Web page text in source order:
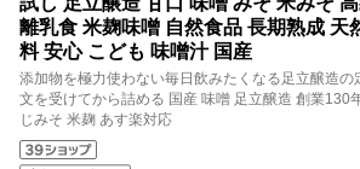
離乳食 米麹味噌 自然食品 長期熟成 天
料 安心 こども 味噌汁 国産
添加物を極力使わない毎日飲みたくなる足立醸造の
文を受けてから詰める 国産 味噌 足立醸造 創業130
じみそ 米麹 あす楽対応